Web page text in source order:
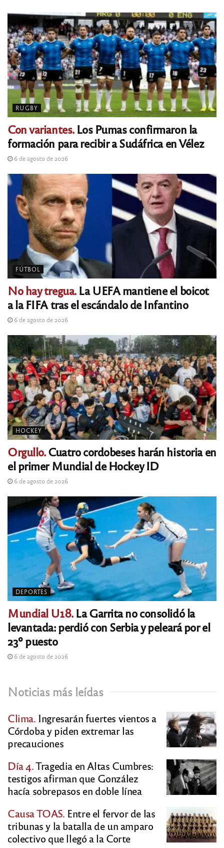
RUGBY
Con variantes.Los Pumas confirmaron la
formación para recibir a Sudáfrica en Vélez
6 de agosto de 2026
FÚTBOL
No hay tregua.La UEFA mantiene el boicot
a la FIFA tras el escándalo de Infantino
6 de agosto de 2026
HOCKEY
Orgullo.Cuatro cordobeses harán historia en
el primer Mundial de Hockey ID
6 de agosto de 2026
DEPORTES
Mundial U18.La Garrita no consolidó la
levantada: perdió con Serbia y peleará por el
23º puesto
6 de agosto de 2026
Noticias más leídas
Clima. Ingresarán fuertes vientos a
Córdoba y piden extremar las
precauciones
Día 4.Tragedia en Altas Cumbres:
testigos afirman que González
hacía sobrepasos en doble línea
Causa TOAS. Entre el fervor de las
tribunas y la batalla de un amparo
colectivo que llegó a la Corte